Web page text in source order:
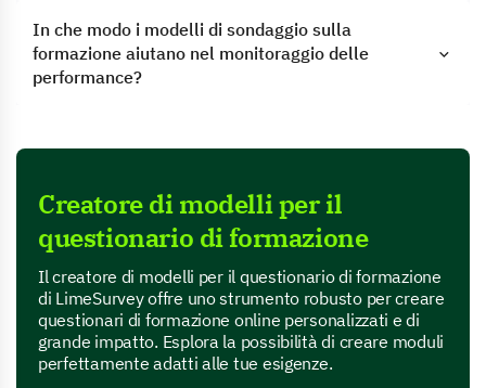
In che modo i modelli di sondaggio sulla
formazione aiutano nel monitoraggio delle
performance?
Creatore di modelli per il
questionario di formazione
Il creatore di modelli per il questionario di formazione
di LimeSurvey offre uno strumento robusto per creare
questionari di formazione online personalizzati e di
grande impatto. Esplora la possibilità di creare moduli
perfettamente adatti alle tue esigenze.